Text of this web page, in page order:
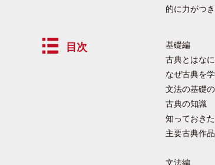
的に力がつき
目次
基礎編
古典とはな
なぜ古典を
文法の基礎
古典の知識
知っておき
主要古典作品
文法編